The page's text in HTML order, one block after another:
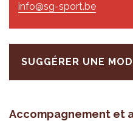
info@sg-sport.be
SUGGÉRER UNE
Accom­pa­gne­ment et